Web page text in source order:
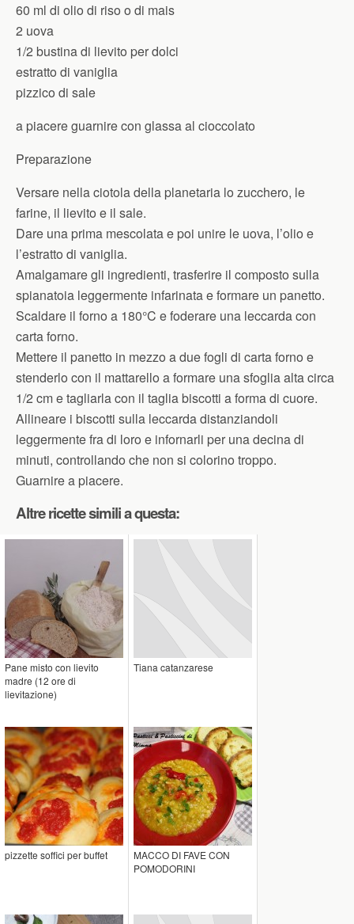
60 ml di olio di riso o di mais
2 uova
1/2 bustina di lievito per dolci
estratto di vaniglia
pizzico di sale
a piacere guarnire con glassa al cioccolato
Preparazione
Versare nella ciotola della planetaria lo zucchero, le
farine, il lievito e il sale.
Dare una prima mescolata e poi unire le uova, l’olio e
l’estratto di vaniglia.
Amalgamare gli ingredienti, trasferire il composto sulla
spianatoia leggermente infarinata e formare un panetto.
Scaldare il forno a 180°C e foderare una leccarda con
carta forno.
Mettere il panetto in mezzo a due fogli di carta forno e
stenderlo con il mattarello a formare una sfoglia alta circa
1/2 cm e tagliarla con il taglia biscotti a forma di cuore.
Allineare i biscotti sulla leccarda distanziandoli
leggermente fra di loro e infornarli per una decina di
minuti, controllando che non si colorino troppo.
Guarnire a piacere.
Altre ricette simili a questa:
Pane misto con lievito
madre (12 ore di
lievitazione)
Tiana catanzarese
pizzette soffici per buffet
MACCO DI FAVE CON
POMODORINI